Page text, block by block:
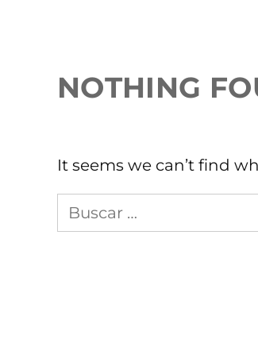
NOTHING
It seems we can’t find
Busca
en